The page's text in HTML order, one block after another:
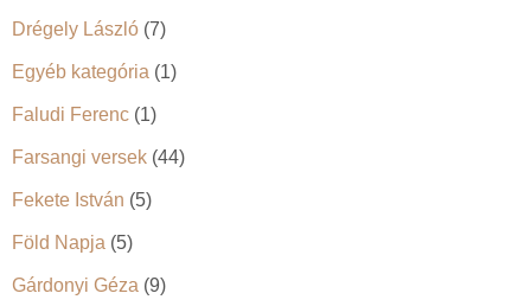
Drégely László (7)
Egyéb kategória (1)
Faludi Ferenc (1)
Farsangi versek (44)
Fekete István (5)
Föld Napja (5)
Gárdonyi Géza (9)